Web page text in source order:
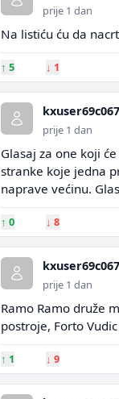
prije 1 dan
Na listiću ću da
↑ 5 ↓ 1
prije 1 dan
Glasaj za one koji
stranke koje jedna
naprave većinu.
↑ 0 ↓ 8
prije 1 dan
Ramo Ramo druže
postroje, Forto
↑ 1 ↓ 9